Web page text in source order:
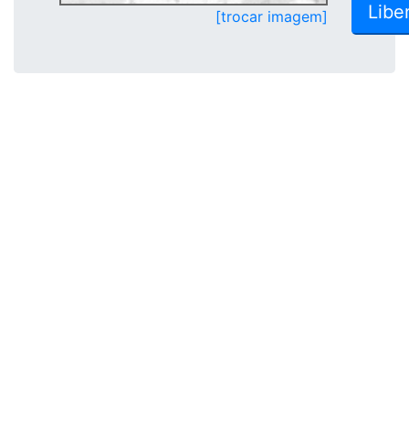
[trocar imagem]